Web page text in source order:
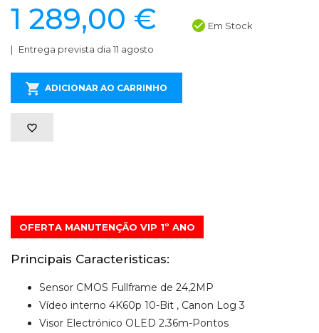
1 289,00 € Em Stock
Entrega prevista dia 11 agosto
ADICIONAR AO CARRINHO
OFERTA MANUTENÇÃO VIP 1º ANO
Principais Caracteristicas:
Sensor CMOS Fullframe de 24,2MP
Vídeo interno 4K60p 10-Bit , Canon Log 3
Visor Electrónico OLED 2.36m-Pontos